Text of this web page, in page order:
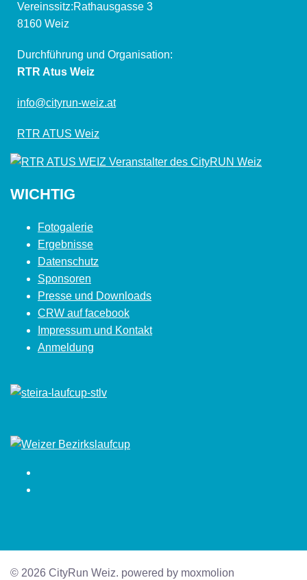
Vereinssitz:Rathausgasse 3
8160 Weiz
Durchführung und Organisation:
RTR Atus Weiz
info@cityrun-weiz.at
RTR ATUS Weiz
WICHTIG
Fotogalerie
Ergebnisse
Datenschutz
Sponsoren
Presse und Downloads
CRW auf facebook
Impressum und Kontakt
Anmeldung
© 2026 CityRun Weiz. powered by moxmolion